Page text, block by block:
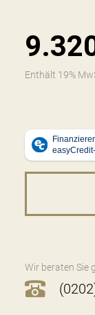
Enthält 19%
Wir beraten Sie